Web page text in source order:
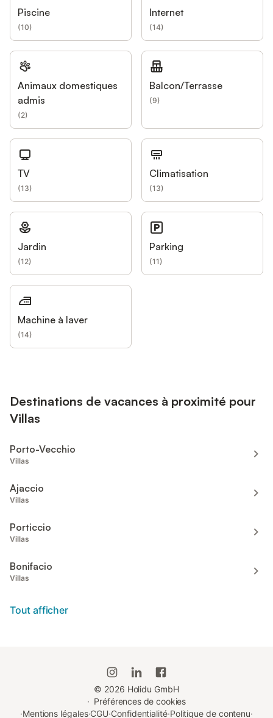
Piscine
(10)
Internet
(14)
Animaux domestiques
admis
(2)
Balcon/Terrasse
(9)
TV
(13)
Climatisation
(13)
Jardin
(12)
Parking
(11)
Machine à laver
(14)
Destinations de vacances à proximité pour
Villas
Porto-Vecchio
Villas
Ajaccio
Villas
Porticcio
Villas
Bonifacio
Villas
Tout afficher
© 2026 Holidu GmbH
· Préférences de cookies
·Mentions légales·CGU·Confidentialité·Politique de contenu·